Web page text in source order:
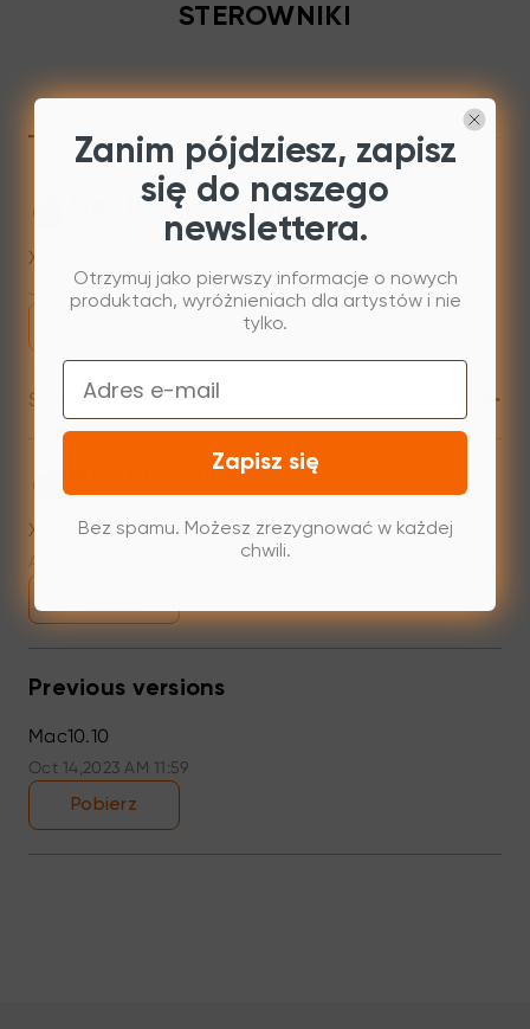
STEROWNIKI
Mac 10.13 or newer
XPPenMac_4.0.18_260723
Jul 31,2026 AM 10:11
Starsza wersja +
XPPenMac_3.4.15_240313
Previous versions
Mac10.10
Oct 14,2023 AM 11:59
Pobierz
Zanim pójdziesz, zapisz
się do naszego
newslettera.
Otrzymuj jako pierwszy informacje o nowych
produktach, wyróżnieniach dla artystów i nie
tylko.
Email
Zapisz się
Bez spamu. Możesz zrezygnować w każdej
chwili.